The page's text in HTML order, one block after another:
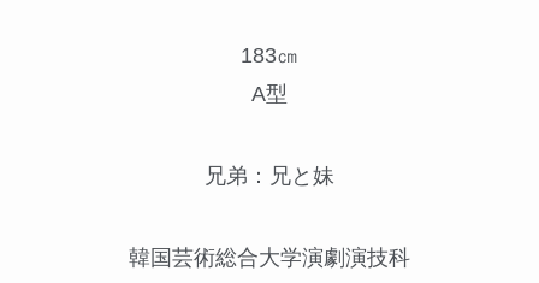
183㎝
A型
兄弟：兄と妹
韓国芸術総合大学演劇演技科